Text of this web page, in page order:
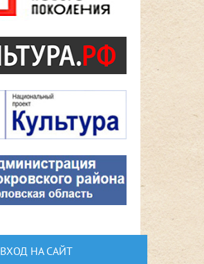
ВХОД НА САЙТ